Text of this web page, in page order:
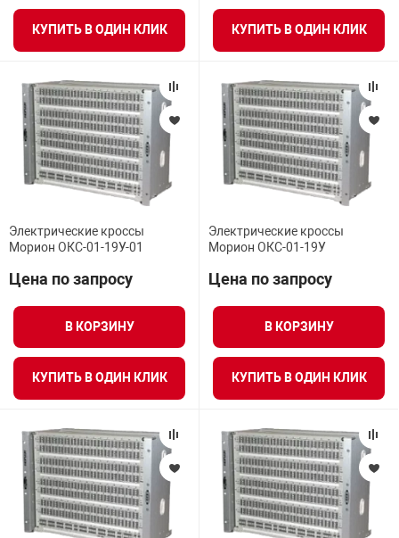
КУПИТЬ В ОДИН КЛИК КУПИТЬ В ОДИН КЛИК
Электрические кроссы
Морион ОКС-01-19У-01
Цена по запросу
В КОРЗИНУ
КУПИТЬ В ОДИН КЛИК
Электрические кроссы
Морион ОКС-01-19У
Цена по запросу
В КОРЗИНУ
КУПИТЬ В ОДИН КЛИК